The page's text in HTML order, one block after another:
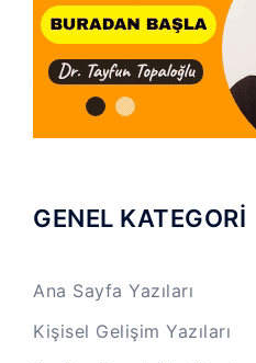
GENEL KATEGORİ
Ana Sayfa Yazıları
Kişisel Gelişim Yazıları